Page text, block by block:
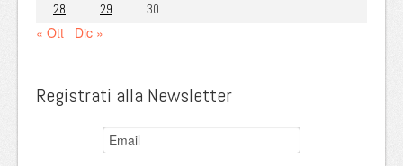
28
29 30
« Ott Dic »
Registrati alla Newsletter